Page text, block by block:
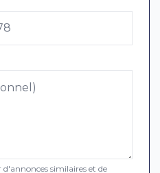
d'annonces similaires et de